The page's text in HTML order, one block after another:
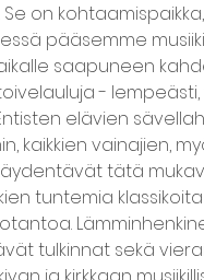
on
pääsemme
saapuneen
-
elävien
kaikkien vainajien,
tätä
tuntemia
tulkinnat sekä